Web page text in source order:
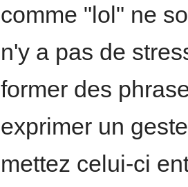
comme "lol" ne
n'y a pas de
former des
exprimer un
mettez celui-ci